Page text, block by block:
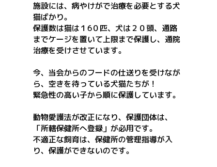
施設には、病やけがで治療を必要とする犬
猫ばかり。
保護数は猫は１6０匹、犬は２０頭、通路
までケージを置いて上限まで保護し、通院
治療を受けさせています。
今、当会からのフードの仕送りを受けなが
ら、空きを待っている犬猫たちが！
緊急性の高い子から順に保護しています。
動物愛護法が改正になり、保護団体は、
「所轄保健所へ登録」が必用です。
不適正な飼育は、保健所の管理指導が入
り、保護ができないのです。